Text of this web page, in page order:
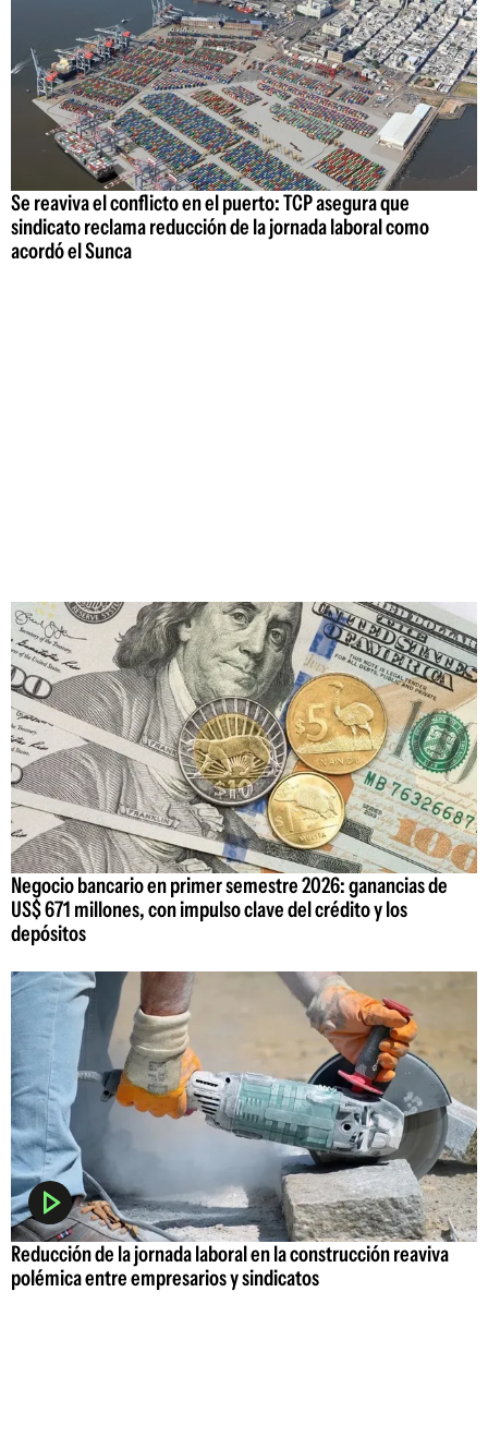
Se reaviva el conflicto en el puerto: TCP asegura que
sindicato reclama reducción de la jornada laboral como
acordó el Sunca
Negocio bancario en primer semestre 2026: ganancias de
US$ 671 millones, con impulso clave del crédito y los
depósitos
Reducción de la jornada laboral en la construcción reaviva
polémica entre empresarios y sindicatos